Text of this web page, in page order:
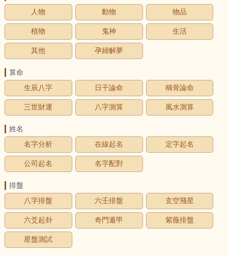
人物
動物 物品
植物 鬼神 生活
其他 孕婦解夢
算命
生辰八字
日干論命 稱骨論命
三世財運 八字測算 風水測算
姓名
名字分析
在線起名 定字起名
公司起名 名字配對
排盤
八字排盤
六壬排盤 玄空飛星
六爻起卦 奇門遁甲 紫薇排盤
星盤測試